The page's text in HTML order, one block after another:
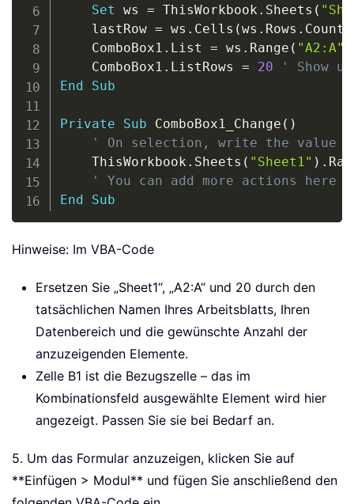
Set ws = ThisWorkbook . Sheets (
    lastRow
= ws . Cells (ws . Rows . Count
    ComboBox1
. List = ws . Range ( "A2:A"
    ComboBox1
. ListRows = 20
' Show
End
Sub
Private Sub ComboBox1_Change ( )
' On selection, write the value
    ThisWorkbook
. Sheets ( "Sheet1" ) .
' You can add more actions here
End
Sub
Hinweise: Im VBA-Code
Ersetzen Sie „Sheet1“, „A2:A“ und 20 durch den
tatsächlichen Namen Ihres Arbeitsblatts, Ihren
Datenbereich und die gewünschte Anzahl der
anzuzeigenden Elemente.
Zelle B1 ist die Bezugszelle – das im
Kombinationsfeld ausgewählte Element wird hier
angezeigt. Passen Sie sie bei Bedarf an.
5. Um das Formular anzuzeigen, klicken Sie auf
**Einfügen > Modul** und fügen Sie anschließend den